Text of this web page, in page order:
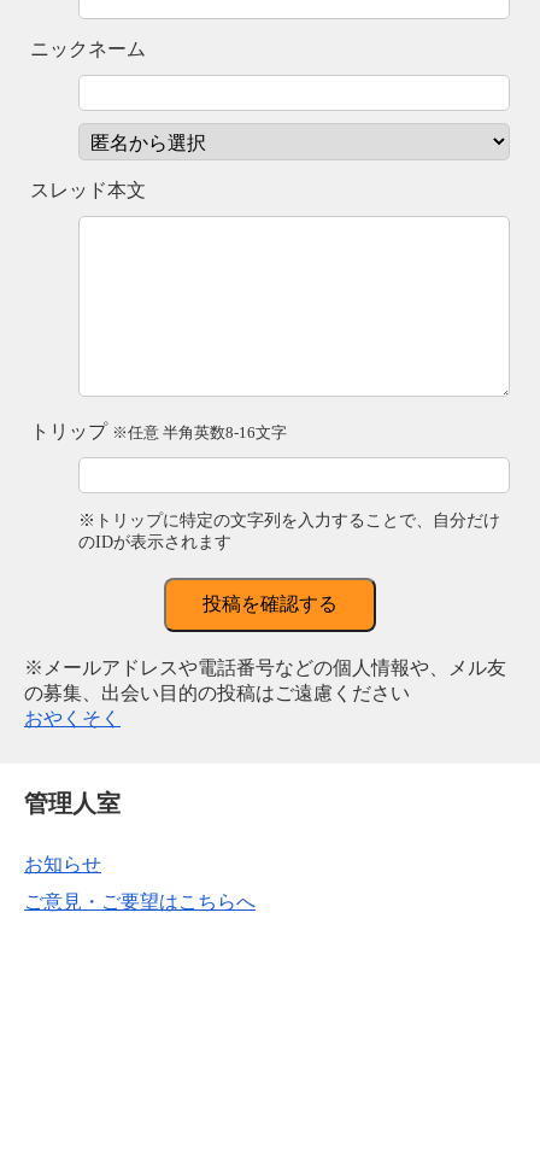
ニックネーム
スレッド本文
トリップ ※任意 半角英数8-16文字
※トリップに特定の文字列を入力することで、自分だけ
のIDが表示されます
投稿を確認する
※メールアドレスや電話番号などの個人情報や、メル友
の募集、出会い目的の投稿はご遠慮ください
おやくそく
管理人室
お知らせ
ご意見・ご要望はこちらへ